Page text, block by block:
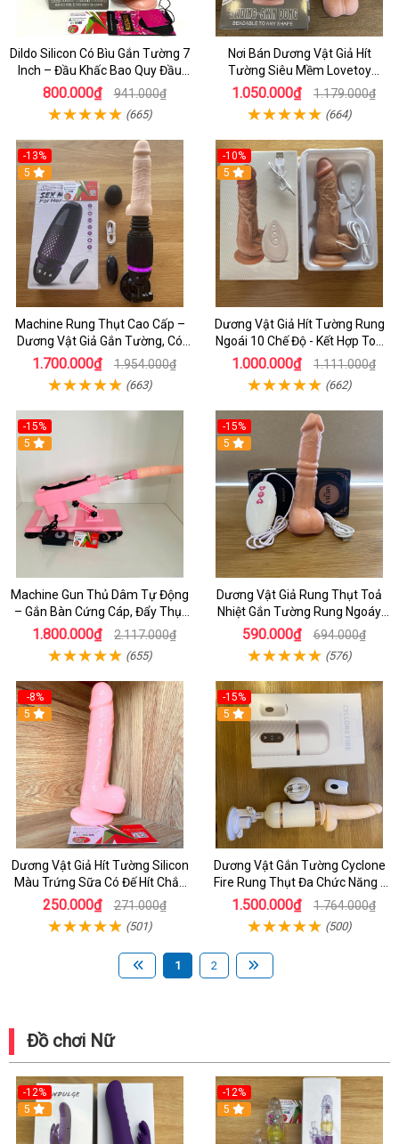
Dildo Silicon Có Bìu Gắn Tường 7
Inch – Đầu Khấc Bao Quy Đầu
Tăng Khoái Cảm Cho Nữ
800.000₫ 941.000₫
(665)
Nơi Bán Dương Vật Giả Hít
Tường Siêu Mềm Lovetoy
Siliding Skin Dong 9.0 - Sextoy
Nữ Cao Cấp
1.050.000₫ 1.179.000₫
(664)
-13%
5
Machine Rung Thụt Cao Cấp –
Dương Vật Giả Gắn Tường, Có
Tỏa Nhiệt & Điều Khiển Từ Xa
1.700.000₫ 1.954.000₫
(663)
-10%
5
Dương Vật Giả Hít Tường Rung
Ngoái 10 Chế Độ - Kết Hợp Toả
Nhiêt Và Điều Khiển Bằng Dây
1.000.000₫ 1.111.000₫
(662)
-15%
5
Machine Gun Thủ Dâm Tự Động
– Gắn Bàn Cứng Cáp, Đẩy Thụt
Cực Mạnh, Tặng Kèm Dương
Vật Giả
1.800.000₫ 2.117.000₫
(655)
-15%
5
Dương Vật Giả Rung Thụt Toả
Nhiệt Gắn Tường Rung Ngoáy
Cực Phê, Tự Sướng Nữ Siêu Phê
590.000₫ 694.000₫
(576)
-8%
5
Dương Vật Giả Hít Tường Silicon
Màu Trứng Sữa Có Đế Hít Chắc
Chắn
250.000₫ 271.000₫
(501)
-15%
5
Dương Vật Gắn Tường Cyclone
Fire Rung Thụt Đa Chức Năng -
Kết Hợp Toả Nhiệt Và Điều Khiển
Từ Xa
1.500.000₫ 1.764.000₫
(500)
1 2
Đồ chơi Nữ
-12%
5
-12%
5